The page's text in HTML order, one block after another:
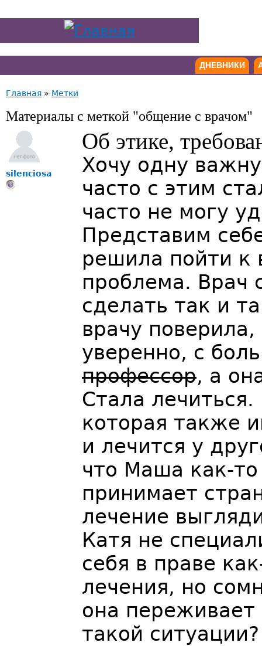
ДНЕВНИКИ
Главная » Метки
Материалы с меткой "общение с врачом"
silenciosa
Об этике,
Хочу одну
часто с этим
часто не могу
Представим
решила пойти к
проблема. Врач
сделать так и
врачу
уверенно, с
профессор, а
Стала
которая также
и лечится у
что Маша как-
принимает
лечение
Катя не
себя в праве
лечения, но
она
такой